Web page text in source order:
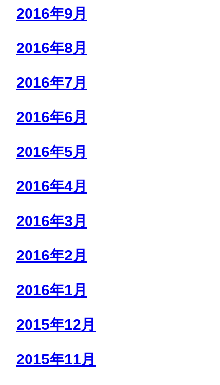
2016年9月
2016年8月
2016年7月
2016年6月
2016年5月
2016年4月
2016年3月
2016年2月
2016年1月
2015年12月
2015年11月